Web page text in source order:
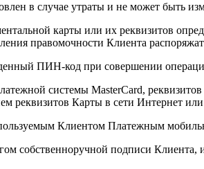
в случае утраты и не может быть
карты или их реквизитов
правомочности Клиента
ПИН-код при совершении
системы MasterCard,
реквизитов Карты в сети Интернет или
Клиентом Платежным
собственноручной подписи Клиента,